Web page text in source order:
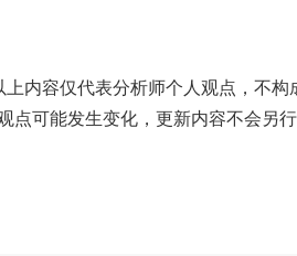
内容仅代表分析师个人观点，不构
点可能发生变化，更新内容不会另